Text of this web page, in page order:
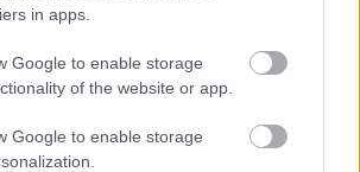
in apps.
Google to enable storage
of the website or app.
Google to enable storage
KÖVETKEZŐ POSZT
Helikopterrel mentik az
Ausztriában, Bécsben már
elérte a házakat a víz-VIDEÓ